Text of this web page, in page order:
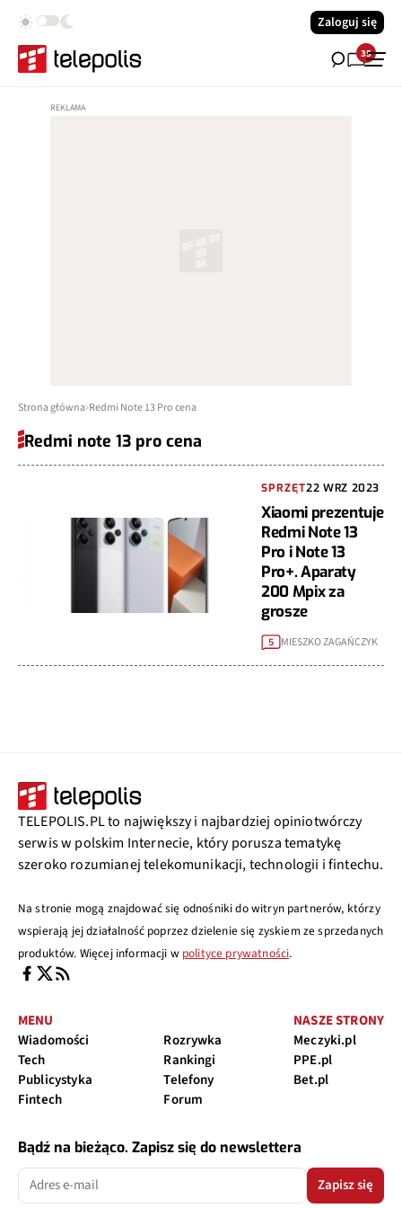
Zaloguj się
35
Strona główna Redmi Note 13 Pro cena
Redmi note 13 pro cena
SPRZĘT22 WRZ 2023
Xiaomi prezentuje
Redmi Note 13
Pro i Note 13
Pro+. Aparaty
200 Mpix za
grosze
5 MIESZKO ZAGAŃCZYK
TELEPOLIS.PL to największy i najbardziej opiniotwórczy
serwis w polskim Internecie, który porusza tematykę
szeroko rozumianej telekomunikacji, technologii i fintechu.
Na stronie mogą znajdować się odnośniki do witryn partnerów, którzy
wspierają jej działalność poprzez dzielenie się zyskiem ze sprzedanych
produktów. Więcej informacji w polityce prywatności.
MENU
Wiadomości
Tech
Publicystyka
Fintech
Rozrywka
Rankingi
Telefony
Forum
NASZE STRONY
Meczyki.pl
PPE.pl
Bet.pl
Bądź na bieżąco. Zapisz się do newslettera
Zapisz się